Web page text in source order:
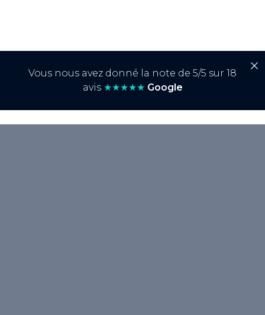
Vous nous avez donné la note de 5/5 sur 18
avis ★★★★★ Google